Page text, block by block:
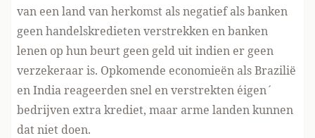
van een land van herkomst als negatief als banken
geen handelskredieten verstrekken en banken
lenen op hun beurt geen geld uit indien er geen
verzekeraar is. Opkomende economieën als Brazilië
en India reageerden snel en verstrekten ´eigen´
bedrijven extra krediet, maar arme landen kunnen
dat niet doen.